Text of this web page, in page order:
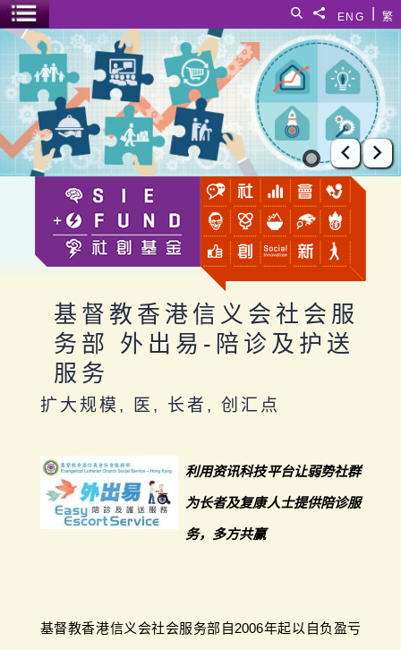
繁
ENG
分享給
搜寻
菜单开关
基督教香港信义会社会服务部 外出易-陪诊及护送服务
上一张
下
基督教香港信义会社会服
务部 外出易-陪诊及护送
服务
扩大规模, 医, 长者, 创汇点
利用资讯科技平台让弱势社群
为长者及复康人士提供陪诊服
务，多方共赢
基督教香港信义会社会服务部自2006年起以自负盈亏